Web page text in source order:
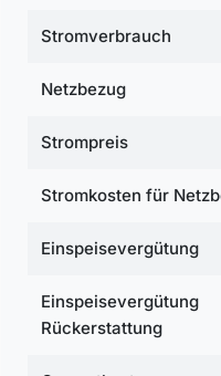
Stromverbrauch
Netzbezug
Strompreis
Stromkosten für
Einspeisevergütung
Einspeisevergütung
Rückerstattung